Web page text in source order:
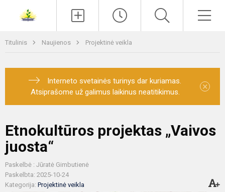
Titulinis Naujienos Projektinė veikla
Interneto svetainės turinys dar kuriamas.
Atsiprašome už galimus laikinus neatitikimus.
×
Etnokultūros projektas „Vaivos
juosta“
Paskelbė : Jūratė Gimbutienė
Paskelbta: 2025-10-24
Kategorija: Projektinė veikla